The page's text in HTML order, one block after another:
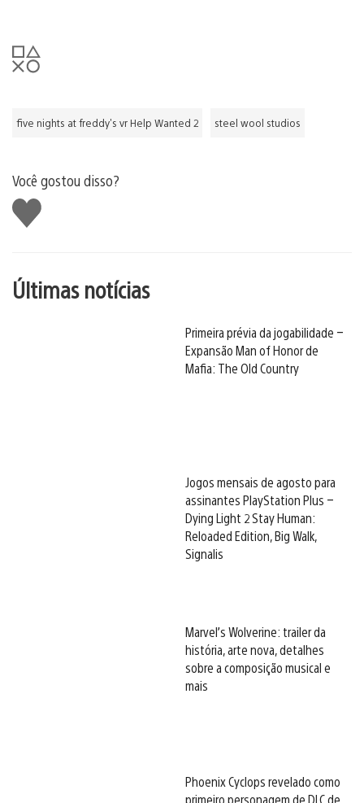
five nights at freddy's vr Help Wanted 2 steel wool studios
Você gostou disso?
Curtir
Últimas notícias
Primeira prévia da jogabilidade –
Expansão Man of Honor de
Mafia: The Old Country
Jogos mensais de agosto para
assinantes PlayStation Plus –
Dying Light 2 Stay Human:
Reloaded Edition, Big Walk,
Signalis
Marvel’s Wolverine: trailer da
história, arte nova, detalhes
sobre a composição musical e
mais
Phoenix Cyclops revelado como
primeiro personagem de DLC de